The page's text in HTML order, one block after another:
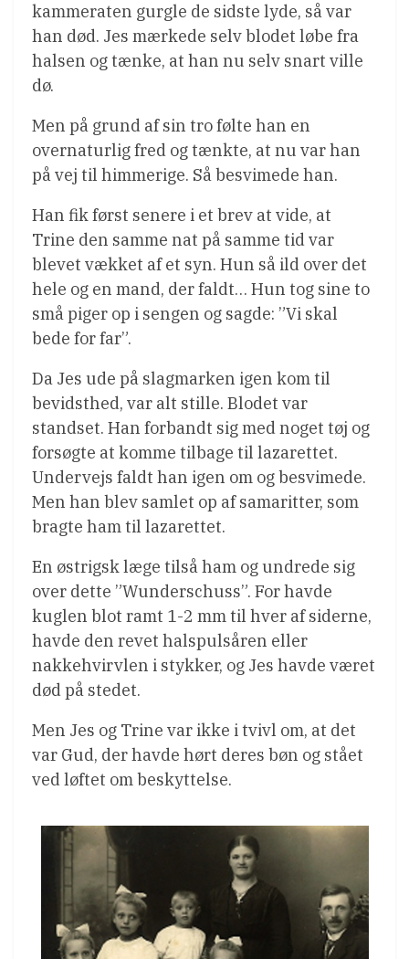
kammeraten gurgle de sidste lyde, så var
han død. Jes mærkede selv blodet løbe fra
halsen og tænke, at han nu selv snart ville
dø.
Men på grund af sin tro følte han en
overnaturlig fred og tænkte, at nu var han
på vej til himmerige. Så besvimede han.
Han fik først senere i et brev at vide, at
Trine den samme nat på samme tid var
blevet vækket af et syn. Hun så ild over det
hele og en mand, der faldt… Hun tog sine to
små piger op i sengen og sagde: ”Vi skal
bede for far”.
Da Jes ude på slagmarken igen kom til
bevidsthed, var alt stille. Blodet var
standset. Han forbandt sig med noget tøj og
forsøgte at komme tilbage til lazarettet.
Undervejs faldt han igen om og besvimede.
Men han blev samlet op af samaritter, som
bragte ham til lazarettet.
En østrigsk læge tilså ham og undrede sig
over dette ”Wunderschuss”. For havde
kuglen blot ramt 1-2 mm til hver af siderne,
havde den revet halspulsåren eller
nakkehvirvlen i stykker, og Jes havde været
død på stedet.
Men Jes og Trine var ikke i tvivl om, at det
var Gud, der havde hørt deres bøn og stået
ved løftet om beskyttelse.